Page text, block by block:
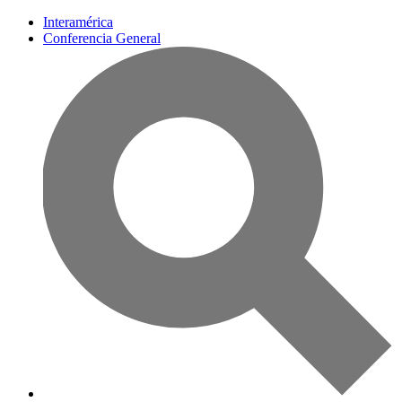
Interamérica
Conferencia General